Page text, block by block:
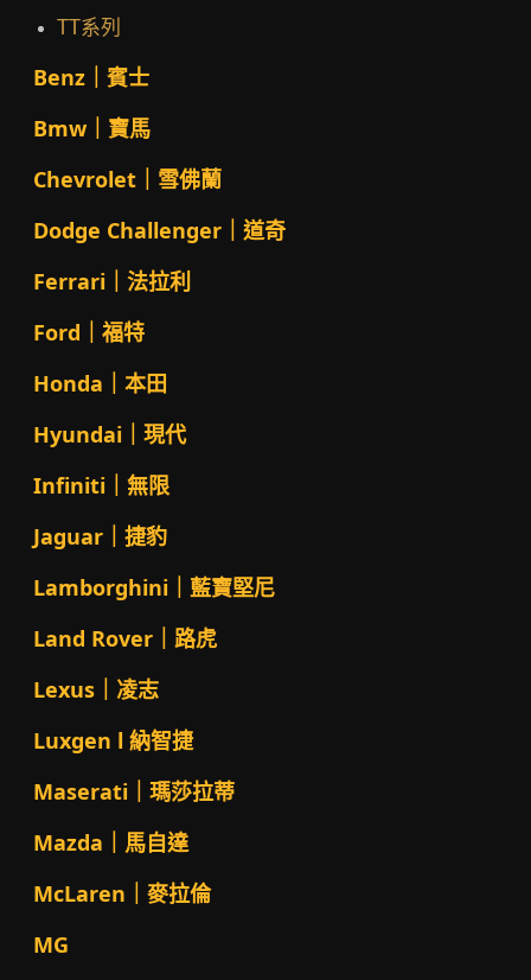
TT系列
Benz｜賓士
Bmw｜寶馬
Chevrolet｜雪佛蘭
Dodge Challenger｜道奇
Ferrari｜法拉利
Ford｜福特
Honda｜本田
Hyundai｜現代
Infiniti｜無限
Jaguar｜捷豹
Lamborghini｜藍寶堅尼
Land Rover｜路虎
Lexus｜凌志
Luxgen l 納智捷
Maserati｜瑪莎拉蒂
Mazda｜馬自達
McLaren｜麥拉倫
MG